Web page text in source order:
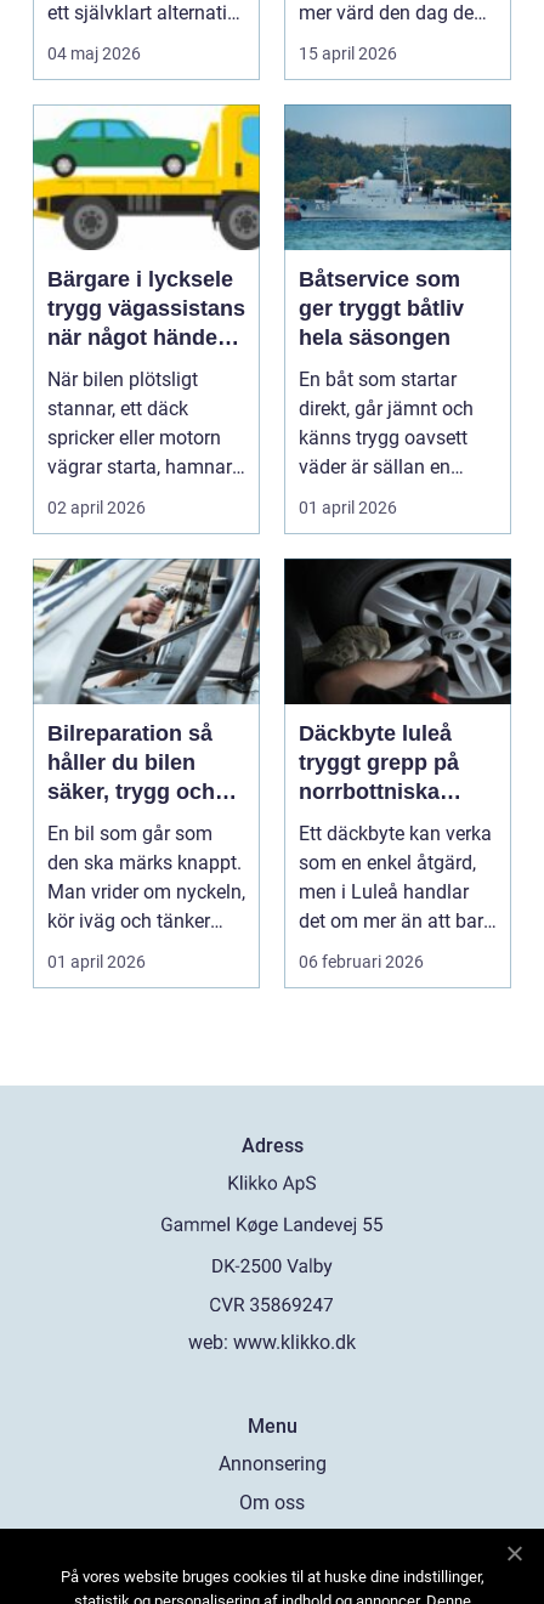
ett självklart alternativ
fö...
04 maj 2026
mer värd den dag den
ska säljas. Många...
15 april 2026
Bärgare i lycksele
trygg vägassistans
när något händer
på vägen
När bilen plötsligt
stannar, ett däck
spricker eller motorn
vägrar starta, hamnar
många i samma läge...
02 april 2026
Båtservice som
ger tryggt båtliv
hela säsongen
En båt som startar
direkt, går jämnt och
känns trygg oavsett
väder är sällan en
slump. Bakom varje
01 april 2026
Bilreparation så
håller du bilen
säker, trygg och
ekonomisk
En bil som går som
den ska märks knappt.
Man vrider om nyckeln,
kör iväg och tänker
inte mer på det....
01 april 2026
Däckbyte luleå
tryggt grepp på
norrbottniska
vägar
Ett däckbyte kan verka
som en enkel åtgärd,
men i Luleå handlar
det om mer än att bara
byta gummi mo...
06 februari 2026
Adress
web: www.klikko.dk
Menu
Annonsering
Om oss
Kontakta oss
På vores website bruges cookies til at huske dine indstillinger,